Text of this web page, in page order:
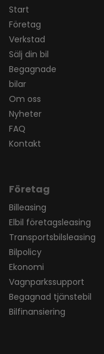
Start
Företag
Verkstad
Sälj din bil
Begagnade
bilar
Om oss
Nyheter
FAQ
Kontakt
Företag
Billeasing
Elbil företagsleasing
Transportsbilsleasing
Bilpolicy
Ekonomi
Vagnparkssupport
Begagnad tjänstebil
Bilfinansiering